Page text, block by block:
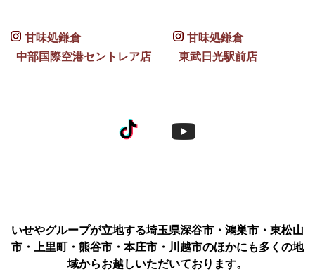
甘味処鎌倉
中部国際空港セントレア店
甘味処鎌倉
東武日光駅前店
いせやグループが立地する埼玉県深谷市・鴻巣市・東松山
市・上里町・熊谷市・本庄市・川越市のほかにも多くの地
域からお越しいただいております。